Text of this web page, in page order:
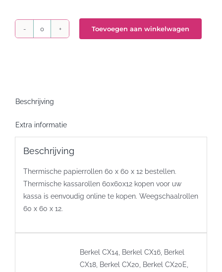
Thermische
Toevoegen aan winkelwagen
Beschrijving
Extra informatie
Beschrijving
Thermische papierrollen 60 x 60 x 12 bestellen.
Thermische kassarollen 60x60x12 kopen voor uw
kassa is eenvoudig online te kopen. Weegschaalrollen
60 x 60 x 12.
Berkel CX14, Berkel CX16, Berkel
CX18, Berkel CX20, Berkel CX20E,